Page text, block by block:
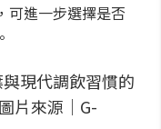
可進一步選擇是否